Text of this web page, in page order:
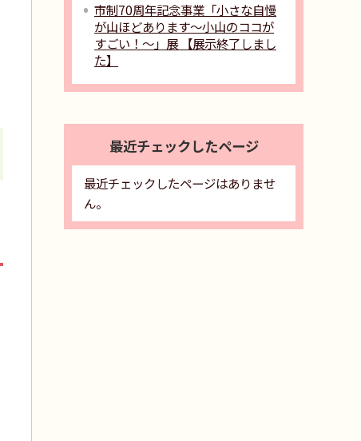
市制70周年記念事業「小さな自慢
が山ほどあります～小山のココが
すごい！～」展 【展示終了しまし
た】
最近チェックしたページ
最近チェックしたページはありませ
ん。